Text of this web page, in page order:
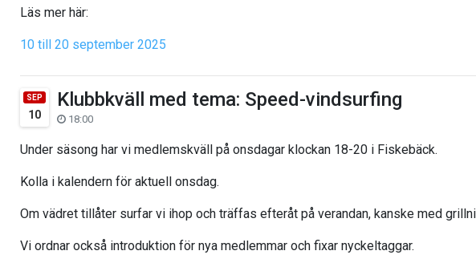
Läs mer här:
10 till 20 september 2025
SEP
10
Klubbkväll med tema: Speed-vindsurfing
18:00
Under säsong har vi medlemskväll på onsdagar klockan 18-20 i Fiskebäck.
Kolla i kalendern för aktuell onsdag.
Om vädret tillåter surfar vi ihop och träffas efteråt på verandan, kanske med
Vi ordnar också introduktion för nya medlemmar och fixar nyckeltaggar.